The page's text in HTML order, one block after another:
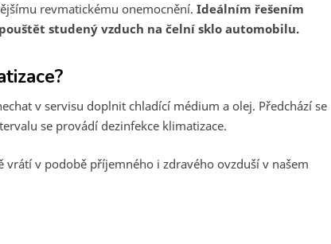
revmatickému onemocnění. Ideálním řešením
studený vzduch na čelní sklo automobilu.
v servisu doplnit chladící médium a olej. Předchází se
se provádí dezinfekce klimatizace.
vrátí v podobě příjemného i zdravého ovzduší v našem